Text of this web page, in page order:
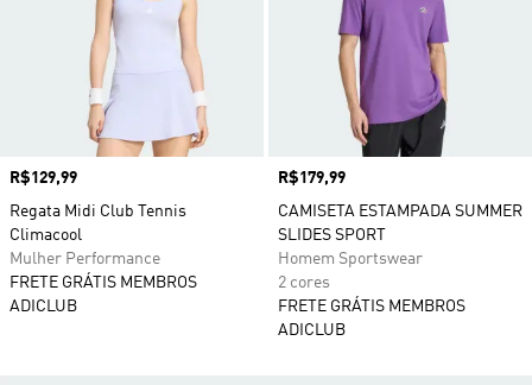
Preço
R$129,99
Regata Midi Club Tennis
Climacool
Mulher Performance
FRETE GRÁTIS MEMBROS
ADICLUB
Preço
R$179,99
CAMISETA ESTAMPADA SUMMER
SLIDES SPORT
Homem Sportswear
2 cores
FRETE GRÁTIS MEMBROS
ADICLUB